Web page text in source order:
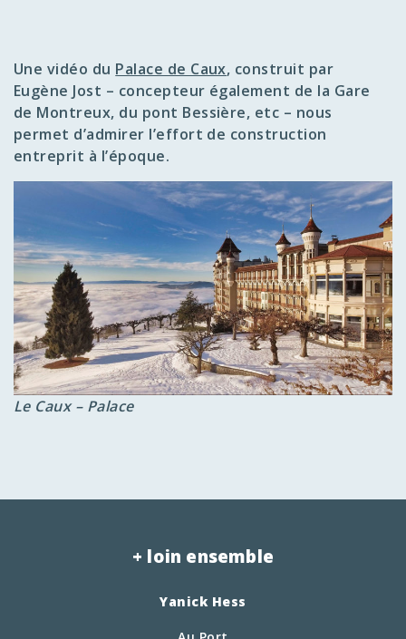
Une vidéo du Palace de Caux, construit par
Eugène Jost – concepteur également de la Gare
de Montreux, du pont Bessière, etc – nous
permet d’admirer l’effort de construction
entreprit à l’époque.
Le Caux – Palace
+ loin ensemble
Yanick Hess